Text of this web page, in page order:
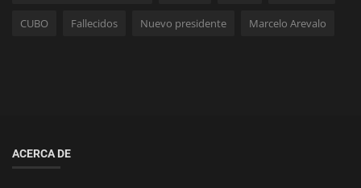
CUBO Fallecidos Nuevo presidente Marcelo Arevalo
ACERCA DE